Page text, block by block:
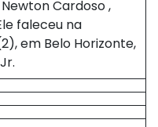
Cardoso ,
faleceu na
em Belo Horizonte,